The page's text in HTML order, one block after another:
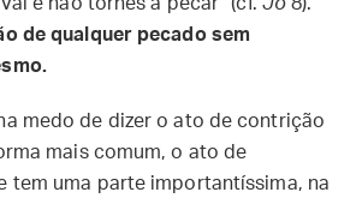
de qualquer pecado sem
medo de dizer o ato de contrição
mais comum, o ato de
tem uma parte importantíssima, na